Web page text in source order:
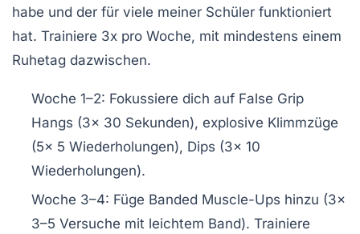
habe und der für viele meiner Schüler funktioniert
hat. Trainiere 3x pro Woche, mit mindestens einem
Ruhetag dazwischen.
Woche 1–2: Fokussiere dich auf False Grip
Hangs (3x 30 Sekunden), explosive Klimmzüge
(5x 5 Wiederholungen), Dips (3x 10
Wiederholungen).
Woche 3–4: Füge Banded Muscle-Ups hinzu (3x
3–5 Versuche mit leichtem Band). Trainiere